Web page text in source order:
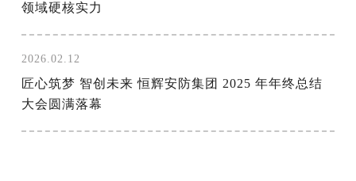
领域硬核实力
2026.02.12
匠心筑梦 智创未来 恒辉安防集团 2025 年年终总结
大会圆满落幕